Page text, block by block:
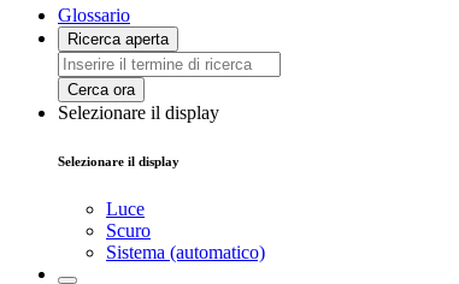
Glossario
Ricerca aperta
Cerca ora
Selezionare il display
Selezionare il display
Luce
Scuro
Sistema (automatico)